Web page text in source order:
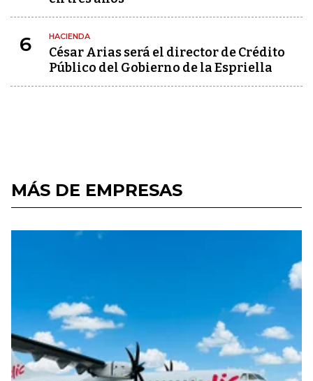
6 HACIENDA
César Arias será el director de Crédito
Público del Gobierno de la Espriella
MÁS DE EMPRESAS